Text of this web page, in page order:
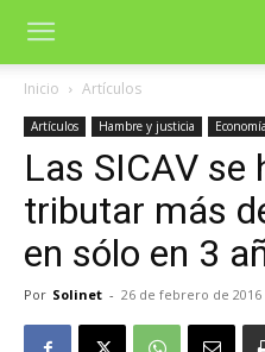
Inicio Artículos
Artículos Hambre y justicia
Las SICAV se
tributar más
en sólo en 3
Por Solinet - 26 de febrero de 2016